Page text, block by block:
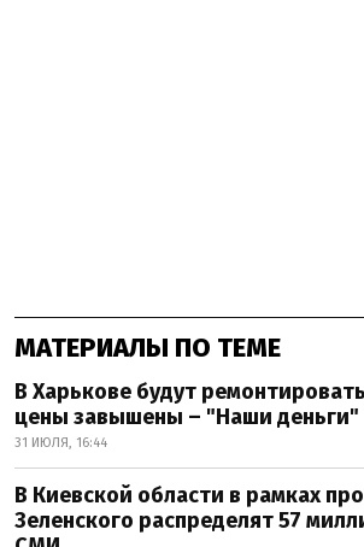
МАТЕРИАЛЫ ПО ТЕМЕ
В Харькове будут
цены завышены – "Наши деньги"
31 ИЮЛЯ, 16:44
В Киевской области в рамках
Зеленского распределят 57